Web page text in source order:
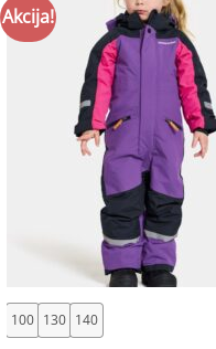
Akcija!
100 130 140